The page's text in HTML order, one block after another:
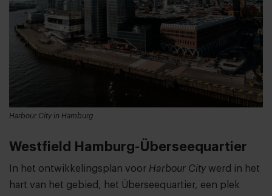
Harbour City in Hamburg
Westfield Hamburg-Überseequartier
In het ontwikkelingsplan voor Harbour City werd in het
hart van het gebied, het Überseequartier, een plek